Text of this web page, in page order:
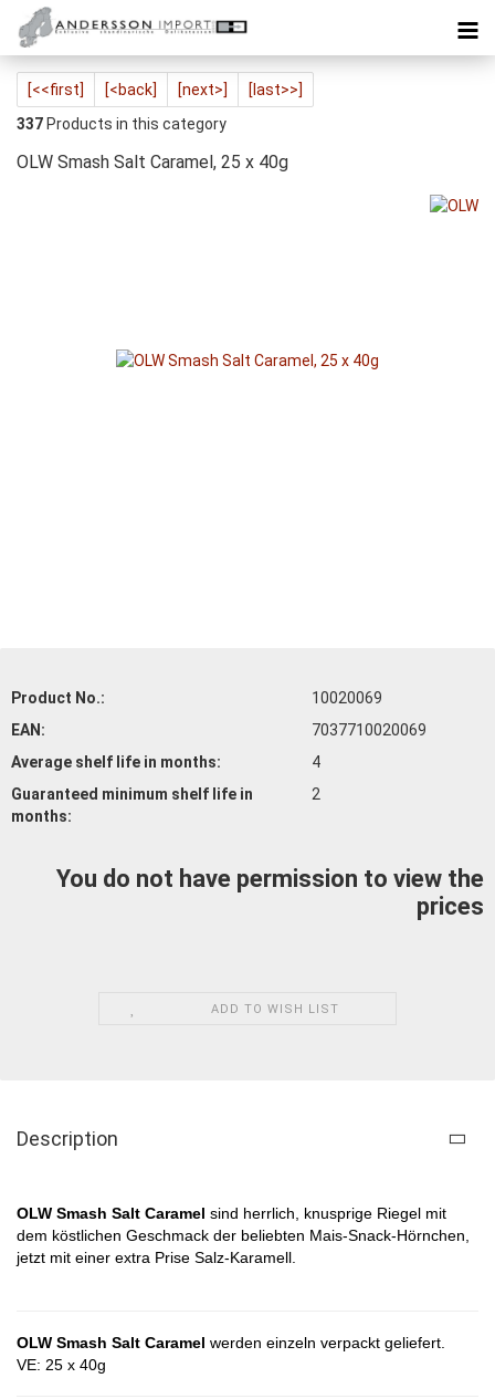
[<<first] [<back] [next>]
[last>>]
337 Products in this category
OLW Smash Salt Caramel, 25 x 40g
Product No.:
10020069
EAN:
7037710020069
Average shelf life in months:
4
Guaranteed minimum shelf life in
months:
2
You do not have permission to view the
prices
ADD TO WISH LIST
Description
OLW Smash Salt Caramel sind herrlich, knusprige Riegel mit
dem köstlichen Geschmack der beliebten Mais-Snack-Hörnchen,
jetzt mit einer extra Prise Salz-Karamell.
OLW Smash Salt Caramel werden einzeln verpackt geliefert.
VE: 25 x 40g